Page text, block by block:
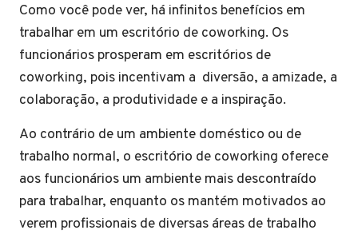
Como você pode ver, há infinitos benefícios em
trabalhar em um escritório de coworking. Os
funcionários prosperam em escritórios de
coworking, pois incentivam a diversão, a amizade, a
colaboração, a produtividade e a inspiração.
Ao contrário de um ambiente doméstico ou de
trabalho normal, o escritório de coworking oferece
aos funcionários um ambiente mais descontraído
para trabalhar, enquanto os mantém motivados ao
verem profissionais de diversas áreas de trabalho